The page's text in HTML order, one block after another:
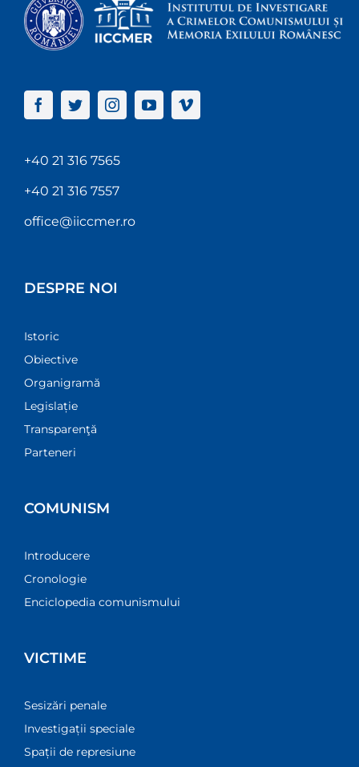
+40 21 316 7565
+40 21 316 7557
office@iiccmer.ro
DESPRE NOI
Istoric
Obiective
Organigramă
Legislație
Transparenţă
Parteneri
COMUNISM
Introducere
Cronologie
Enciclopedia comunismului
VICTIME
Sesizări penale
Investigații speciale
Spații de represiune